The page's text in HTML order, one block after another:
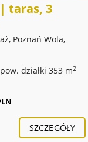
taras, 3
Poznań Wola,
pow. działki 353 m2
SZCZEGÓŁY